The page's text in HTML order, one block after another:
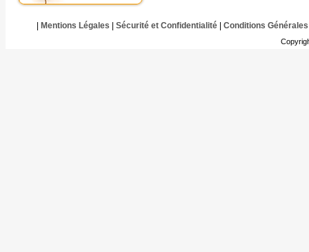
Mentions Légales Sécurité et Confidentialité| Conditions Générales